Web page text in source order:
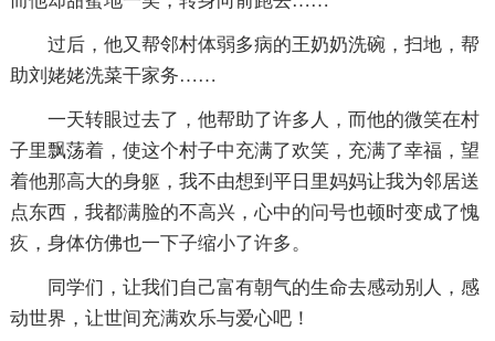
过后，他又帮邻村体弱多病的王奶奶洗碗，扫地，帮
助刘姥姥洗菜干家务……
一天转眼过去了，他帮助了许多人，而他的微笑在村
子里飘荡着，使这个村子中充满了欢笑，充满了幸福，望
着他那高大的身躯，我不由想到平日里妈妈让我为邻居送
点东西，我都满脸的不高兴，心中的问号也顿时变成了愧
疚，身体仿佛也一下子缩小了许多。
同学们，让我们自己富有朝气的生命去感动别人，感
动世界，让世间充满欢乐与爱心吧！